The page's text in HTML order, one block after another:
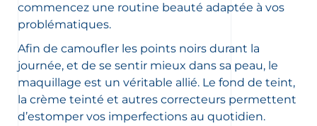
commencez une routine beauté adaptée à vos
problématiques.
Afin de camoufler les points noirs durant la
journée, et de se sentir mieux dans sa peau, le
maquillage est un véritable allié. Le fond de teint,
la crème teinté et autres correcteurs permettent
d’estomper vos imperfections au quotidien.